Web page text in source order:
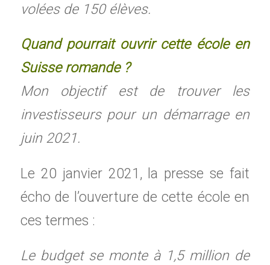
volées de 150 élèves.
Quand pourrait ouvrir cette école en
Suisse romande ?
Mon objectif est de trouver les
investisseurs pour un démarrage en
juin 2021.
Le 20 janvier 2021, la presse se fait
écho de l’ouverture de cette école en
ces termes :
Le budget se monte à 1,5 million de